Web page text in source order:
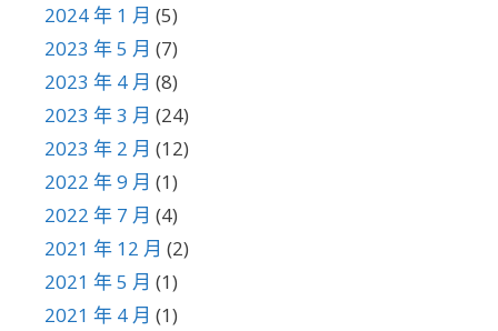
2024 年 1 月 (5)
2023 年 5 月 (7)
2023 年 4 月 (8)
2023 年 3 月 (24)
2023 年 2 月 (12)
2022 年 9 月 (1)
2022 年 7 月 (4)
2021 年 12 月 (2)
2021 年 5 月 (1)
2021 年 4 月 (1)